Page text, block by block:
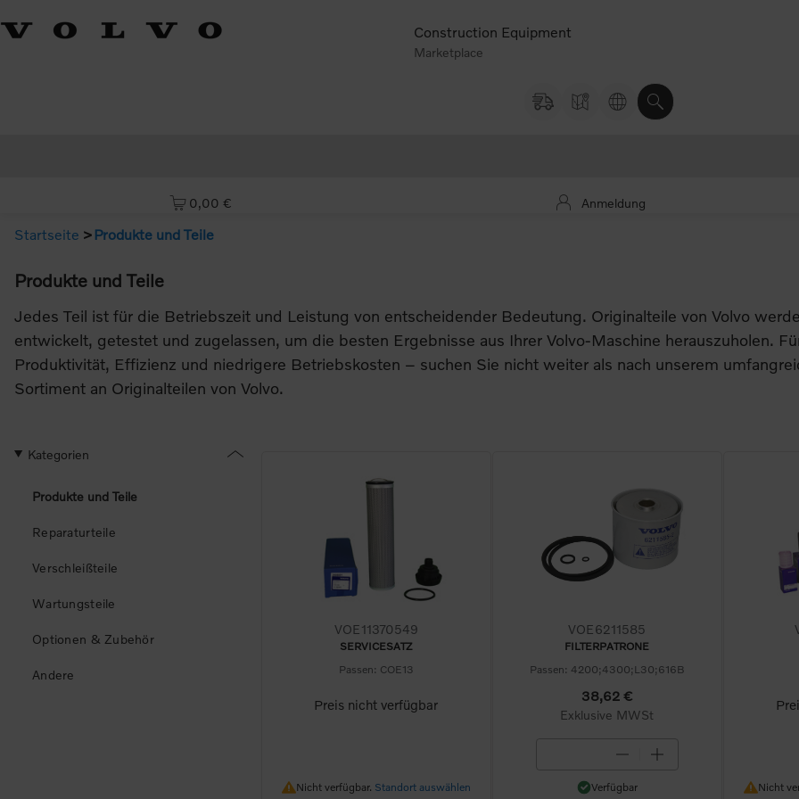
Construction Equipment
Marketplace
Einkaufswagen: leer
0,00 € Anmeldung
Startseite Produkte und Teile
Produkte und Teile
Jedes Teil ist für die Betriebszeit und Leistung von entscheidender Bedeutung. Originalteile von Volvo
entwickelt, getestet und zugelassen, um die besten Ergebnisse aus Ihrer Volvo-Maschine herauszuholen.
Produktivität, Effizienz und niedrigere Betriebskosten – suchen Sie nicht weiter als nach unserem
Sortiment an Originalteilen von Volvo.
Kategorien
Produkte und Teile
Reparaturteile
Verschleißteile
Wartungsteile
Optionen & Zubehör
Andere
VOE11370549
SERVICESATZ
Passen: COE13
Preis nicht verfügbar
Nicht verfügbar.
Nicht verfügbar. Standort auswählen
VOE6211585
FILTERPATRONE
Passen: 4200;4300;L30;616B
38,62 €
Exklusive MWSt
Verfügbar
Verfügbar Nicht
Nicht